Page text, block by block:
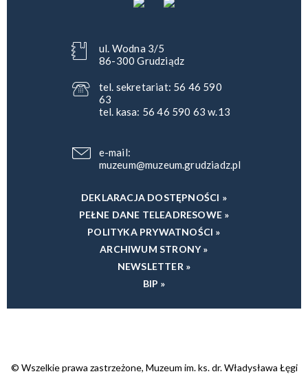
ul. Wodna 3/5
86-300 Grudziądz
tel. sekretariat: 56 46 590
63
tel. kasa: 56 46 590 63 w.13
e-mail:
muzeum@muzeum.grudziadz.pl
DEKLARACJA DOSTĘPNOŚCI »
PEŁNE DANE TELEADRESOWE »
POLITYKA PRYWATNOŚCI »
ARCHIWUM STRONY »
NEWSLETTER »
BIP »
© Wszelkie prawa zastrzeżone, Muzeum im. ks. dr. Władysława Łęgi